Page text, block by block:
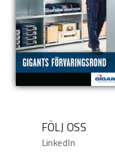
FÖLJ OSS
LinkedIn